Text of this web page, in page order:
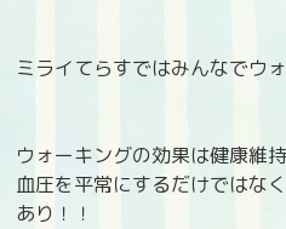
ミライてらすではみんなでウ
ウォーキングの効果は健康維
血圧を平常にするだけではな
あり！！